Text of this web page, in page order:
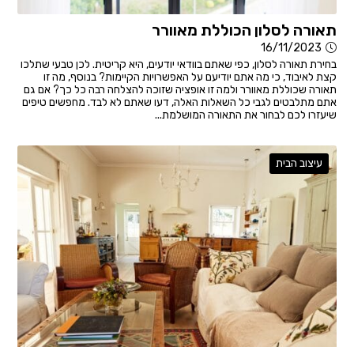
תאורה לסלון הכוללת מאוורר
16/11/2023
בחירת תאורה לסלון, כפי שאתם בוודאי יודעים, היא קריטית. לכן טבעי שתלכו
קצת לאיבוד, כי מה אתם יודיעם על האפשרויות הקיימות? בנוסף, מה זו
תאורה שכוללת מאוורר ולמה זו אופציה שזוכה להצלחה רבה כל כך? אם גם
אתם מתלבטים לגבי כל השאלות האלה, דעו שאתם לא לבד. מחפשים טיפים
שיעזרו לכם לבחור את התאורה המושלמת...
עיצוב הבית